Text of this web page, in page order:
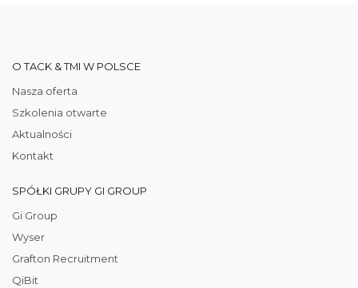
O TACK & TMI W POLSCE
Nasza oferta
Szkolenia otwarte
Aktualności
Kontakt
SPÓŁKI GRUPY GI GROUP
Gi Group
Wyser
Grafton Recruitment
QiBit